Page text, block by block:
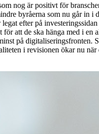
nog är positivt för
byråerna som nu går in i
efter på
för att de ska hänga med i en
på digitaliseringsfronten.
i revisionen ökar nu när